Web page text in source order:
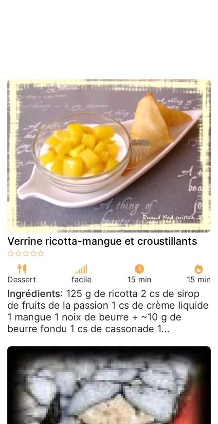
Verrine ricotta-mangue et croustillants
Dessert facile 15 min 15 min
Ingrédients: 125 g de ricotta 2 cs de sirop
de fruits de la passion 1 cs de crème liquide
1 mangue 1 noix de beurre + ~10 g de
beurre fondu 1 cs de cassonade 1...